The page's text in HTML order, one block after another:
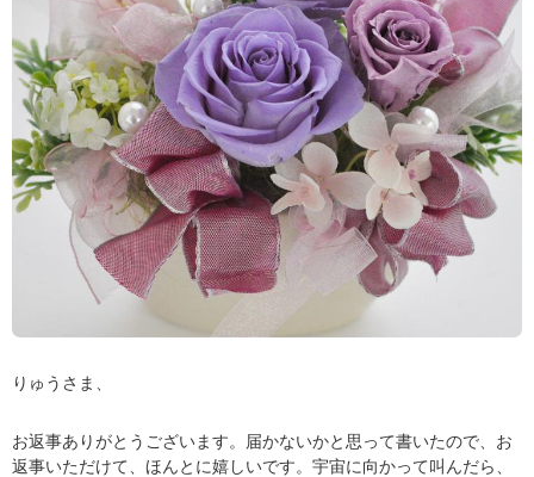
りゅうさま、
お返事ありがとうございます。届かないかと思って書いたので、お
返事いただけて、ほんとに嬉しいです。宇宙に向かって叫んだら、